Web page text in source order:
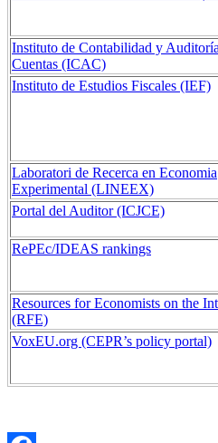
Instituto de Contabilidad y
Cuentas (ICAC)
Instituto de Estudios Fiscales (IEF)
Laboratori de Recerca en Economia
Experimental (LINEEX)
Portal del Auditor (ICJCE)
RePEc/IDEAS rankings
Resources for Economists on the
(RFE)
VoxEU.org (CEPR’s policy portal)